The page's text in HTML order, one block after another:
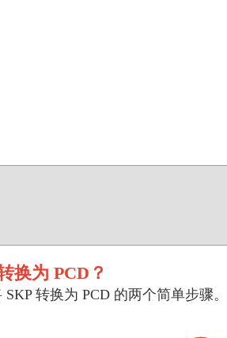
换为 PCD？
转换为 PCD 的两个简单步骤。